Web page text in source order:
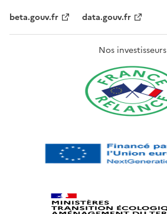
beta.gouv.fr
data.gouv.fr
Nos investisseurs